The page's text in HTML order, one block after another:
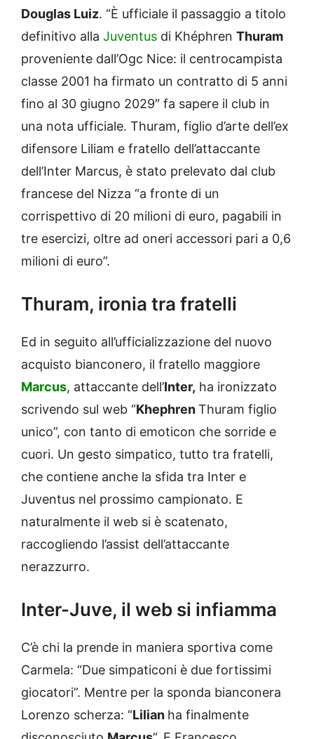
Douglas Luiz. “È ufficiale il passaggio a titolo
definitivo alla Juventus di Khéphren Thuram
proveniente dall’Ogc Nice: il centrocampista
classe 2001 ha firmato un contratto di 5 anni
fino al 30 giugno 2029″ fa sapere il club in
una nota ufficiale. Thuram, figlio d’arte dell’ex
difensore Liliam e fratello dell’attaccante
dell’Inter Marcus, è stato prelevato dal club
francese del Nizza “a fronte di un
corrispettivo di 20 milioni di euro, pagabili in
tre esercizi, oltre ad oneri accessori pari a 0,6
milioni di euro”.
Thuram, ironia tra fratelli
Ed in seguito all’ufficializzazione del nuovo
acquisto bianconero, il fratello maggiore
Marcus, attaccante dell’Inter, ha ironizzato
scrivendo sul web “KhephrenThuram figlio
unico”, con tanto di emoticon che sorride e
cuori. Un gesto simpatico, tutto tra fratelli,
che contiene anche la sfida tra Inter e
Juventus nel prossimo campionato. E
naturalmente il web si è scatenato,
raccogliendo l’assist dell’attaccante
nerazzurro.
Inter-Juve, il web si infiamma
C’è chi la prende in maniera sportiva come
Carmela: “Due simpaticoni è due fortissimi
giocatori”. Mentre per la sponda bianconera
Lorenzo scherza: “Lilian ha finalmente